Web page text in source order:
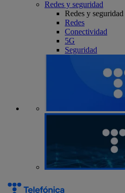
Redes y seguridad
Redes y seguridad
Redes
Conectividad
5G
Seguridad